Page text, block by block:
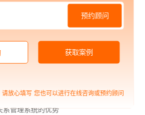
设中必须要注意的几点事项
系管理系统的优势
预约顾问
获取案例
请放心填写 您也可以进行在线咨询或预约顾问